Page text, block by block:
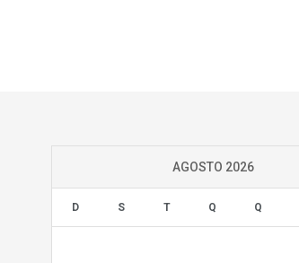
AGOSTO 2026
D S T Q Q